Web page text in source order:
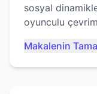
sosyal
oyunculu
Makalenin